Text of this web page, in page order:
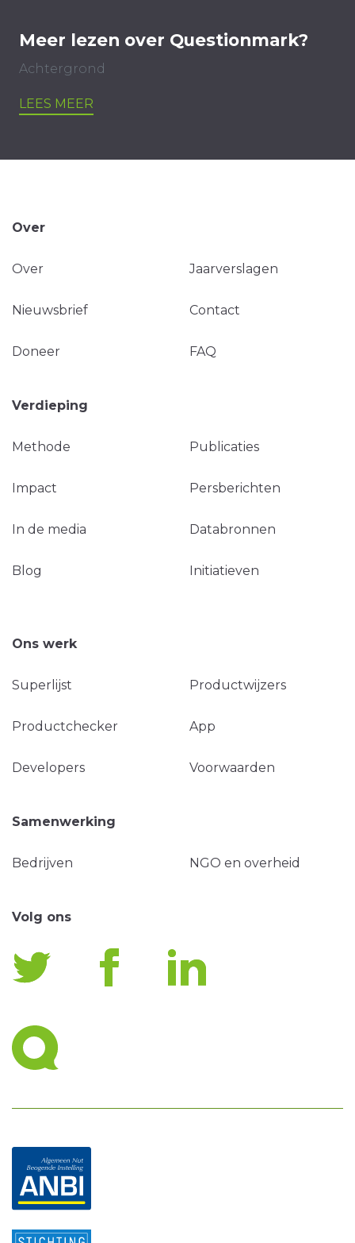
Meer lezen over Questionmark?
Achtergrond
LEES MEER
Over
Over Jaarverslagen
Nieuwsbrief Contact
Doneer FAQ
Verdieping
Methode Publicaties
Impact Persberichten
In de media Databronnen
Blog Initiatieven
Ons werk
Superlijst Productwijzers
Productchecker App
Developers Voorwaarden
Samenwerking
Bedrijven NGO en overheid
Volg ons